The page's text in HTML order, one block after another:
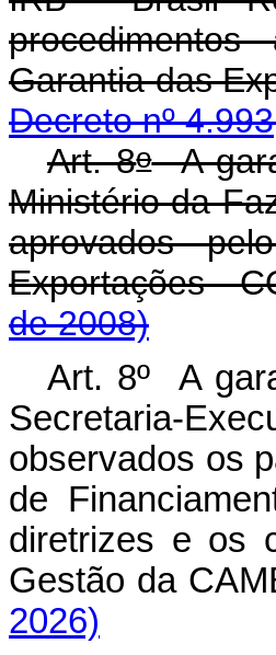
Garantia
Decreto nº
Art. 8oA
Ministério da
aprovados
Exportações
de 2008)
Art. 8º A
Secretaria-
observados os
de
diretrizes e os
Gestão da
2026)